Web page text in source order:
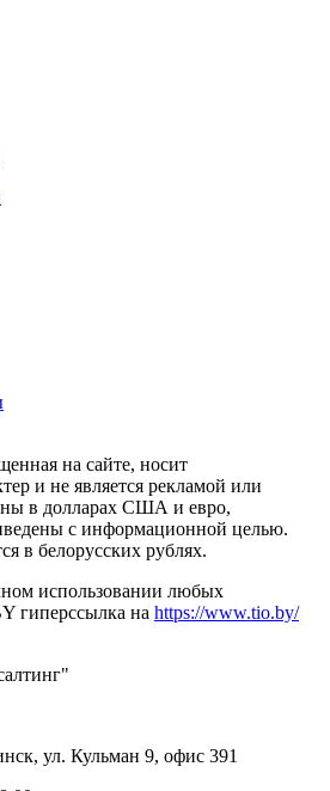
на сайте, носит
и не является рекламой или
в долларах США и евро,
с информационной целью.
в белорусских рублях.
использовании любых
гиперссылка на https://www.tio.by/
ул. Кульман 9, офис 391